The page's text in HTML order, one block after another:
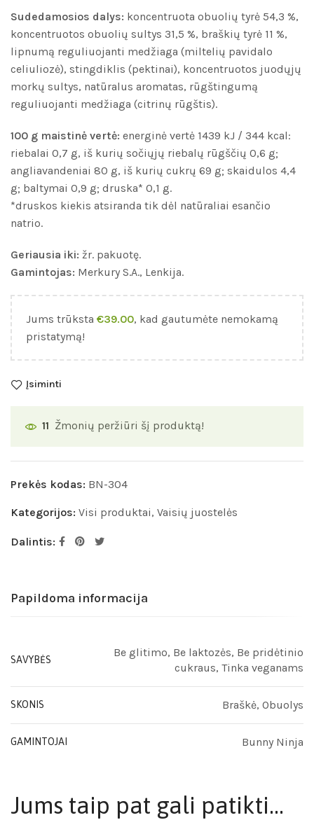
Sudedamosios dalys: koncentruota obuolių tyrė 54,3 %,
koncentruotos obuolių sultys 31,5 %, braškių tyrė 11 %,
lipnumą reguliuojanti medžiaga (miltelių pavidalo
celiuliozė), stingdiklis (pektinai), koncentruotos juodųjų
morkų sultys, natūralus aromatas, rūgštingumą
reguliuojanti medžiaga (citrinų rūgštis).
100 g maistinė vertė: energinė vertė 1439 kJ / 344 kcal:
riebalai 0,7 g, iš kurių sočiųjų riebalų rūgščių 0,6 g;
angliavandeniai 80 g, iš kurių cukrų 69 g; skaidulos 4,4
g; baltymai 0,9 g; druska* 0,1 g.
*druskos kiekis atsiranda tik dėl natūraliai esančio
natrio.
Geriausia iki: žr. pakuotę.
Gamintojas: Merkury S.A., Lenkija.
Jums trūksta €39.00, kad gautumėte nemokamą
pristatymą!
Įsiminti
11 Žmonių peržiūri šį produktą!
Prekės kodas: BN-304
Kategorijos: Visi produktai, Vaisių juostelės
Dalintis:
Papildoma informacija
SAVYBĖS
Be glitimo, Be laktozės, Be pridėtinio
cukraus, Tinka veganams
SKONIS Braškė, Obuolys
GAMINTOJAI Bunny Ninja
Jums taip pat gali patikti…